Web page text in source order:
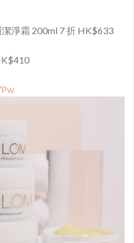
淨霜 200ml 7 折 HK$633